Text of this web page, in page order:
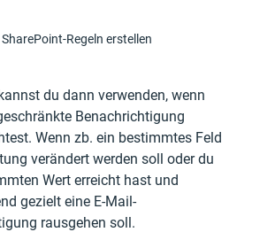
SharePoint-Regeln erstellen
du dann verwenden, wenn
Benachrichtigung
Wenn zb. ein bestimmtes Feld
verändert werden soll oder du
Wert erreicht hast und
gezielt eine E-Mail-
rausgehen soll.